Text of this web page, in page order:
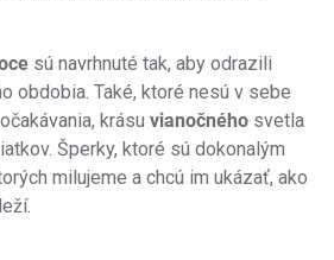
sú navrhnuté tak, aby odrazili
obdobia. Také, ktoré nesú v sebe
krásu vianočného svetla
Šperky, ktoré sú dokonalým
milujeme a chcú im ukázať, ako